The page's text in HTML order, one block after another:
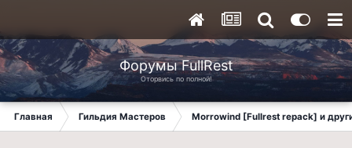
Форумы FullRest
Оторвись по полной!
Главная Гильдия Мастеров Morrowind [Fullrest repack] и